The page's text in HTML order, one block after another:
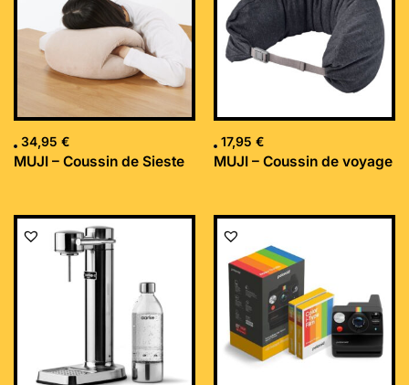
34,95 €
MUJI – Coussin de Sieste
17,95 €
MUJI – Coussin de voyage
Le
initial
était :
169,99 €.
Le